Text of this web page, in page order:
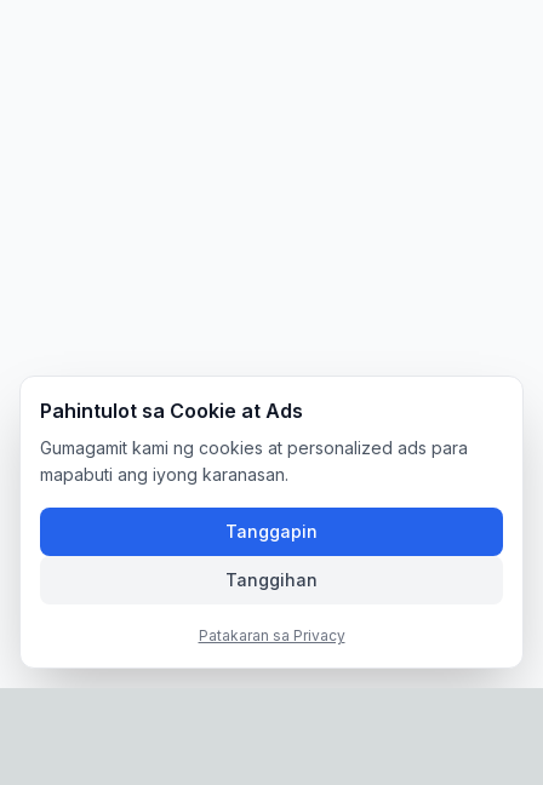
Pahintulot sa Cookie at Ads
Gumagamit kami ng cookies at personalized ads para
mapabuti ang iyong karanasan.
Tanggapin
Tanggihan
Patakaran sa Privacy